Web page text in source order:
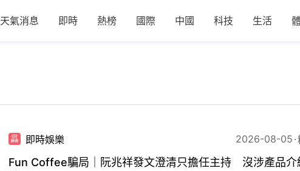
天氣消息 即時 熱榜 國際 中國 科技 生活
即時娛樂 2026-08-05
Fun Coffee騙局｜阮兆祥發文澄清只擔任主持 沒涉產品介